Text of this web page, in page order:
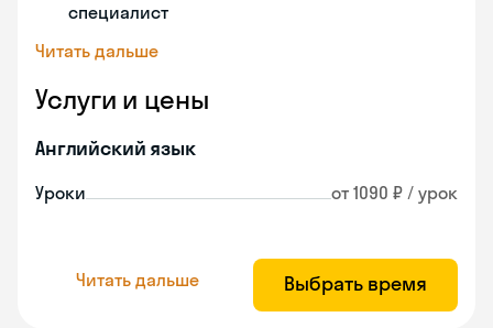
специалист
Читать дальше
Услуги и цены
Английский язык
Уроки от 1090 ₽ / урок
Читать дальше Выбрать время